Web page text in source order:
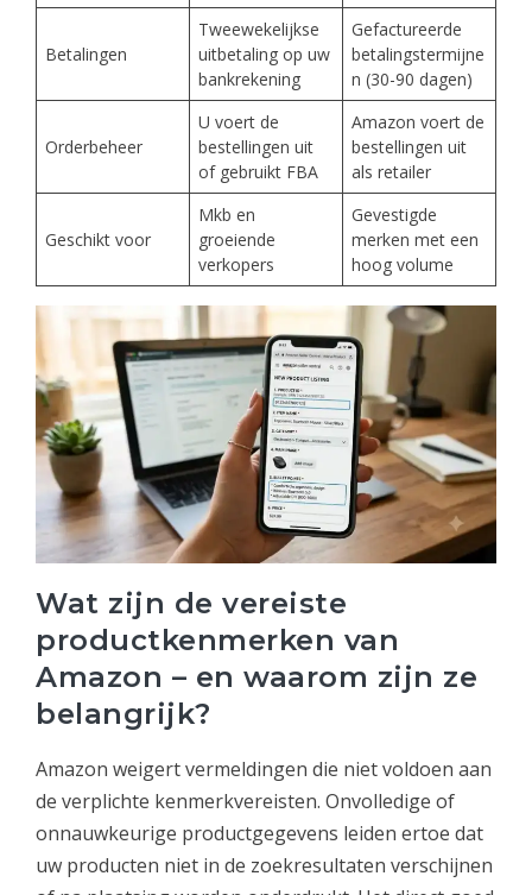
Betalingen
Tweewekelijkse
uitbetaling op uw
bankrekening
Gefactureerde
betalingstermijne
n (30-90 dagen)
Orderbeheer
U voert de
bestellingen uit
of gebruikt FBA
Amazon voert de
bestellingen uit
als retailer
Geschikt voor
Mkb en
groeiende
verkopers
Gevestigde
merken met een
hoog volume
Wat zijn de vereiste
productkenmerken van
Amazon – en waarom zijn ze
belangrijk?
Amazon weigert vermeldingen die niet voldoen aan
de verplichte kenmerkvereisten. Onvolledige of
onnauwkeurige productgegevens leiden ertoe dat
uw producten niet in de zoekresultaten verschijnen